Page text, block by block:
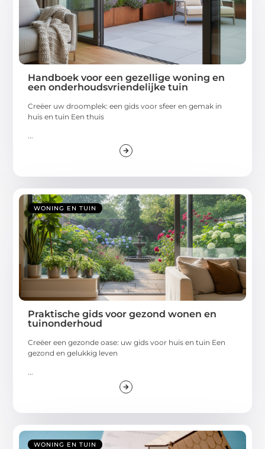
Handboek voor een gezellige woning en
een onderhoudsvriendelijke tuin
Creëer uw droomplek: een gids voor sfeer en gemak in
huis en tuin Een thuis
...
WONING EN TUIN
Praktische gids voor gezond wonen en
tuinonderhoud
Creëer een gezonde oase: uw gids voor huis en tuin Een
gezond en gelukkig leven
...
WONING EN TUIN